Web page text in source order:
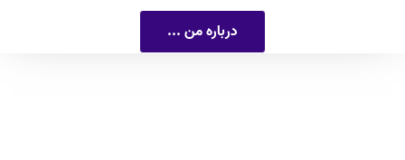
درباره من ...